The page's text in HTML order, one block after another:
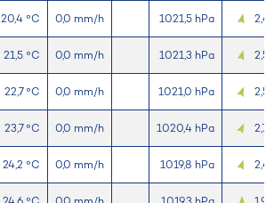
20,4 °C 0,0 mm/h 1021,5 hPa 2,4
21,5 °C 0,0 mm/h 1021,3 hPa 2,5
22,7 °C 0,0 mm/h 1021,0 hPa 2,5
23,7 °C 0,0 mm/h 1020,4 hPa 2,7
24,2 °C 0,0 mm/h 1019,8 hPa 2,4